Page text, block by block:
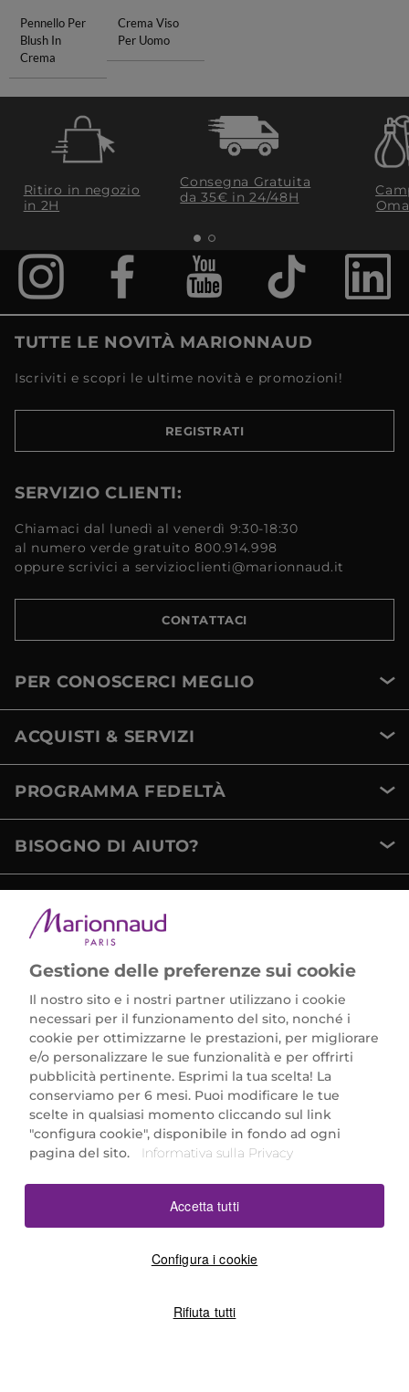
Pennello Per
Blush In
Crema
Crema Viso
Per Uomo
Ritiro in negozio
in 2H
Consegna Gratuita
da 35€​ in 24/48H
TUTTE LE NOVITÀ MARIONNAUD
Iscriviti e scopri le ultime novità e promozioni!
REGISTRATI
SERVIZIO CLIENTI:
Chiamaci dal lunedì al venerdì 9:30-18:30
al numero verde gratuito 800.914.998
oppure scrivici a servizioclienti@marionnaud.it
CONTATTACI
PER CONOSCERCI MEGLIO
ACQUISTI & SERVIZI
PROGRAMMA FEDELTÀ
BISOGNO DI AIUTO?
Marionnaud Parfumeries Italia S.r.l.
Largo Fiera Milano 5, 20017 Rho (MI)
REA Milano 1650024 con P.IVA 13425220152.
SCARICA LA NOSTRA APP
Gestione delle preferenze sui cookie
Il nostro sito e i nostri partner utilizzano i cookie
necessari per il funzionamento del sito, nonché i
cookie per ottimizzarne le prestazioni, per migliorare
e/o personalizzare le sue funzionalità e per offrirti
pubblicità pertinente. Esprimi la tua scelta! La
conserviamo per 6 mesi. Puoi modificare le tue
scelte in qualsiasi momento cliccando sul link
"configura cookie", disponibile in fondo ad ogni
pagina del sito.
Informativa sulla Privacy
Configura i cookie
Rifiuta tutti
Accetta tutti